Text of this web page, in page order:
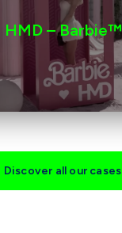
HMD – Barbie™️
Discover all our cases